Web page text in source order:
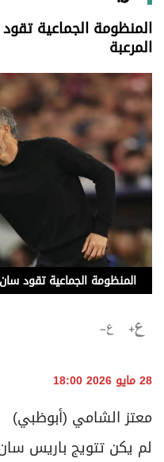
وجهات نظر
الترفيه
التعليم والمعرفة
الذكاء الاصطناعي
تغطيات
فيديو
بودكاست
قصة صورة
كاريكتير
المنظومة الجماعية
المرعبة
المنظومة الجماعية تقود
28 مايو 2026 18:00
معتز الشامي (أبوظبي)
لم يكن تتويج باريس